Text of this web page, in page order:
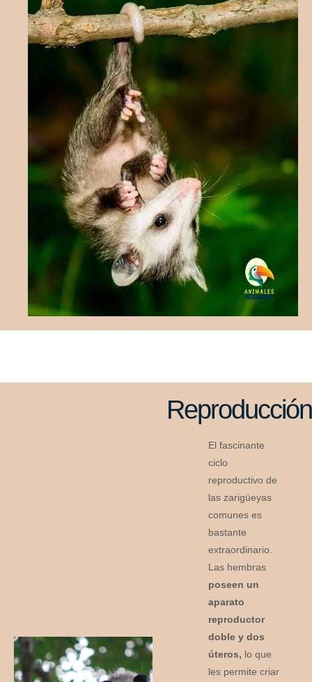
Reproducción
El fascinante
ciclo
reproductivo de
las zarigüeyas
comunes es
bastante
extraordinario.
Las hembras
poseen un
aparato
reproductor
doble y dos
úteros, lo que
les permite criar